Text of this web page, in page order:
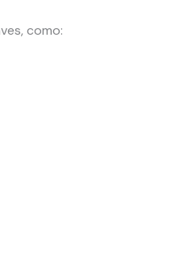
como: